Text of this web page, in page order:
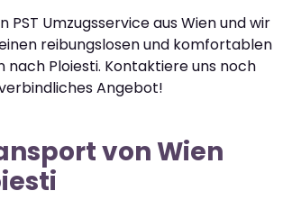
PST Umzugsservice aus Wien und wir
reibungslosen und komfortablen
nach Ploiesti. Kontaktiere uns noch
Angebot!
von Wien